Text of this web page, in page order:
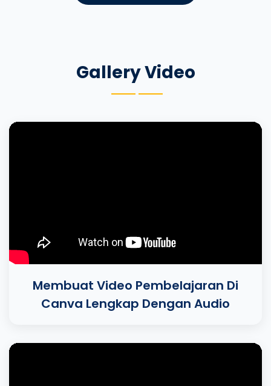
Gallery Video
Membuat Video Pembelajaran Di
Canva Lengkap Dengan Audio